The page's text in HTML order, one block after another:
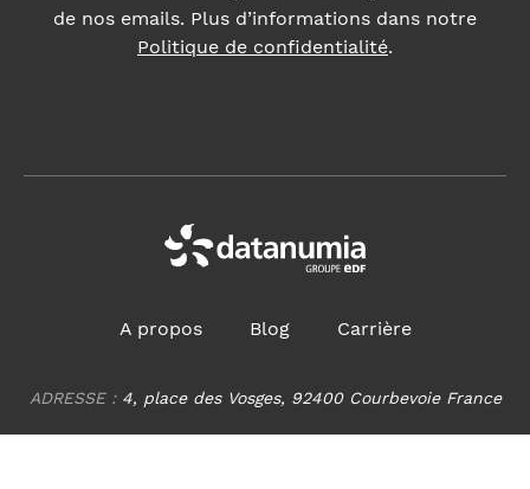
Nous contacter